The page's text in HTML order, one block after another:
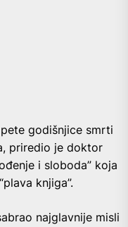
godišnjice smrti
priredio je doktor
i sloboda” koja
knjiga”.
najglavnije misli